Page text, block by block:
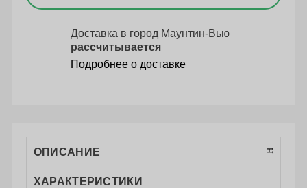
Доставка в город Маунтин-Вью
рассчитывается
Подробнее о доставке
ОПИСАНИЕ
ХАРАКТЕРИСТИКИ